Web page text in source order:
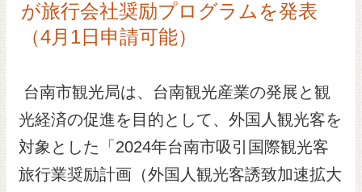
関連活動スケジュール
観光旅行
ビジネス投資
文化イベント
が旅行会社奨励プログラムを発表
（4月1日申請可能）
台南市観光局は、台南観光産業の発展と観
光経済の促進を目的として、外国人観光客を
対象とした「2024年台南市吸引国際観光客
旅行業奨励計画（外国人観光客誘致加速拡大